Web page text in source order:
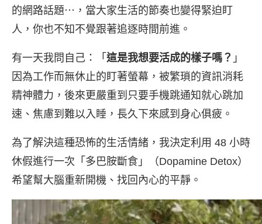
的網路話題⋯，當大家生活的節奏也變得緊迫盯
人，你也不知不覺跟著追逐時間前進。
有一天我問自己：「 這是我想要活成的樣子嗎？ 」
因為工作而無休止的盯著螢幕，被繁瑣的資訊消耗
精神體力，後來更嚴重到只要手機跳通知就心跳加
速、焦慮到難以入睡，長久下來感到身心俱疲。
為了解決這種恐怖的生活情緒，我決定利用 48 小時
休假進行一次「多巴胺斷食」（Dopamine Detox）
希望幫大腦重新開機、找回內心的平靜。